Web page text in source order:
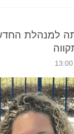
למנהלת